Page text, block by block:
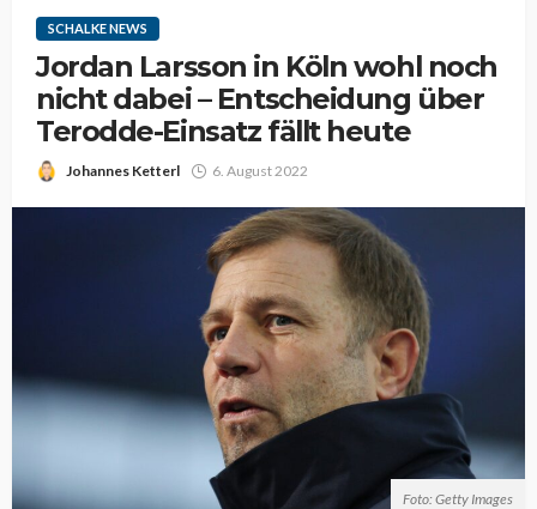
SCHALKE NEWS
Jordan Larsson in Köln wohl noch
nicht dabei – Entscheidung über
Terodde-Einsatz fällt heute
Johannes Ketterl 6. August 2022
Foto: Getty Images